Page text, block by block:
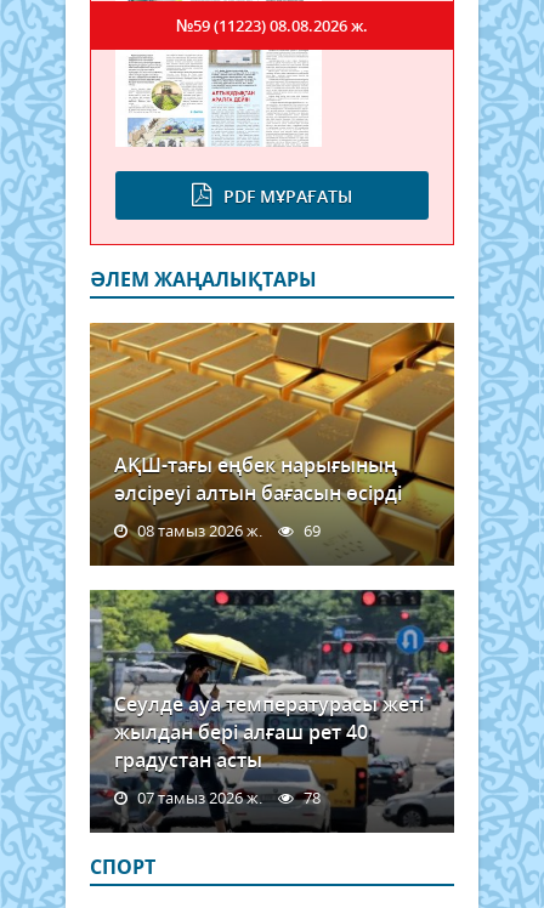
PDF МҰРАҒАТЫ
№59 (11223)08.08.2026 ж.
ӘЛЕМ ЖАҢАЛЫҚТАРЫ
АҚШ-тағы еңбек нарығының
әлсіреуі алтын бағасын өсірді
08 тамыз 2026 ж. 69
Сеулде ауа температурасы жеті
жылдан бері алғаш рет 40
градустан асты
07 тамыз 2026 ж. 78
СПОРТ